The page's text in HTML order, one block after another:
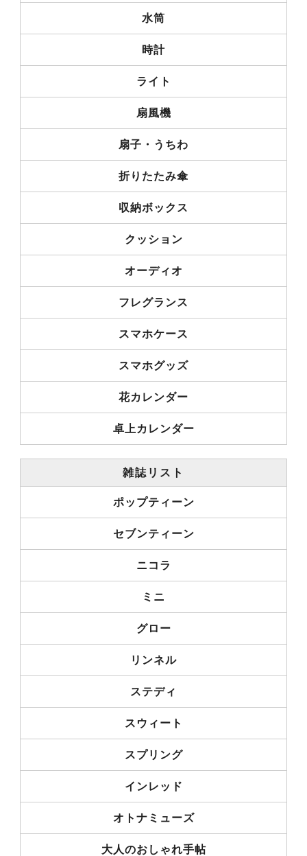
水筒
時計
ライト
扇風機
扇子・うちわ
折りたたみ傘
収納ボックス
クッション
オーディオ
フレグランス
スマホケース
スマホグッズ
花カレンダー
卓上カレンダー
雑誌リスト
ポップティーン
セブンティーン
ニコラ
ミニ
グロー
リンネル
ステディ
スウィート
スプリング
インレッド
オトナミューズ
大人のおしゃれ手帖